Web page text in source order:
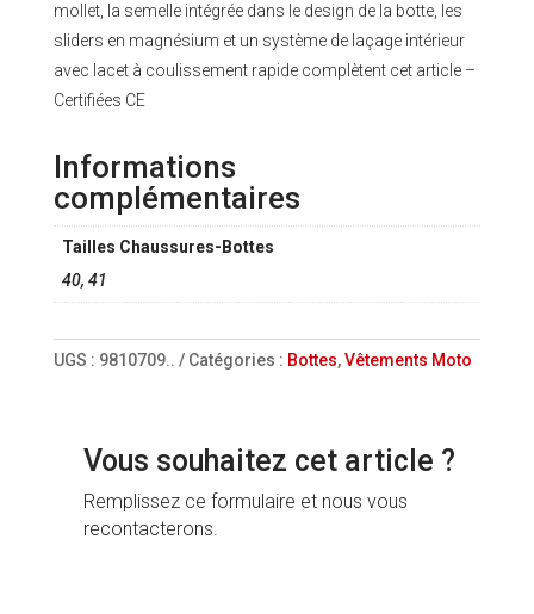
mollet, la semelle intégrée dans le design de la botte, les
sliders en magnésium et un système de laçage intérieur
avec lacet à coulissement rapide complètent cet article –
Certifiées CE
Informations
complémentaires
Tailles Chaussures-Bottes
40, 41
UGS : 9810709.. Catégories : Bottes,Vêtements Moto
Vous souhaitez cet article ?
Remplissez ce formulaire et nous vous
recontacterons.